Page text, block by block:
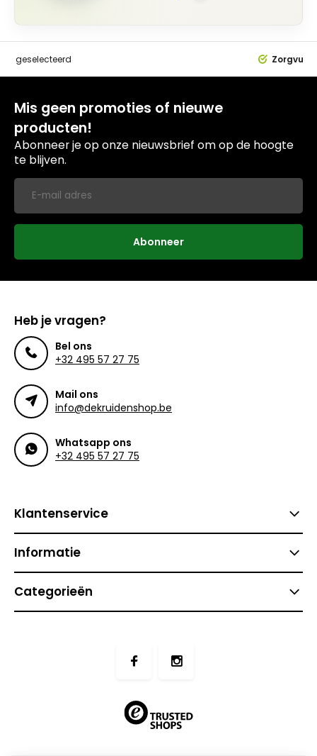
geselecteerd
Mis geen promoties of nieuwe
producten!
Abonneer je op onze nieuwsbrief om op de hoogte
te blijven.
Abonneer
Heb je vragen?
Bel ons
+32 495 57 27 75
Mail ons
info@dekruidenshop.be
Whatsapp ons
+32 495 57 27 75
Klantenservice
Informatie
Categorieën